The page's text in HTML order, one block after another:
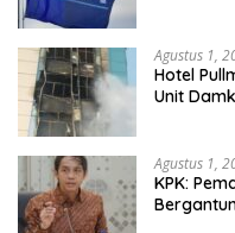
Agustus 1,
Hotel
Unit
Agustus 1,
KPK: